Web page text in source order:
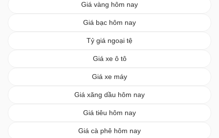
Giá vàng hôm nay
Giá bạc hôm nay
Tỷ giá ngoại tệ
Giá xe ô tô
Giá xe máy
Giá xăng dầu hôm nay
Giá tiêu hôm nay
Giá cà phê hôm nay